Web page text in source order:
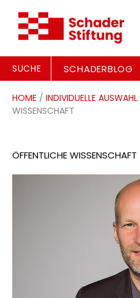
SUCHE SCHADERBLOG
HOME / INDIVIDUELLE AUSWAHL
WISSENSCHAFT
ÖFFENTLICHE WISSENSCHAFT